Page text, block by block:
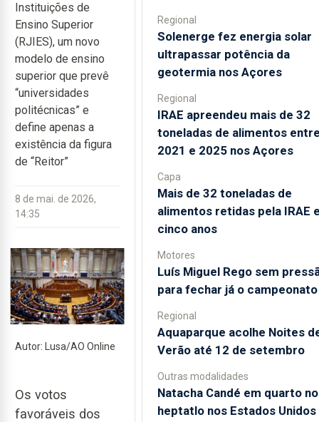
Instituições de
Ensino Superior
(RJIES), um novo
modelo de ensino
superior que prevê
“universidades
politécnicas” e
define apenas a
existência da figura
de “Reitor”
8 de mai. de 2026,
14:35
Autor: Lusa/AO Online
Os votos
favoráveis dos
Regional
Solenerge fez energia solar
ultrapassar potência da
geotermia nos Açores
Regional
IRAE apreendeu mais de 32
toneladas de alimentos
2021 e 2025 nos Açores
Capa
Mais de 32 toneladas de
alimentos retidas pela IRAE
cinco anos
Motores
Luís Miguel Rego sem
para fechar já o campeonato
Regional
Aquaparque acolhe Noites
Verão até 12 de setembro
Outras modalidades
Natacha Candé em quarto no
heptatlo nos Estados Unidos